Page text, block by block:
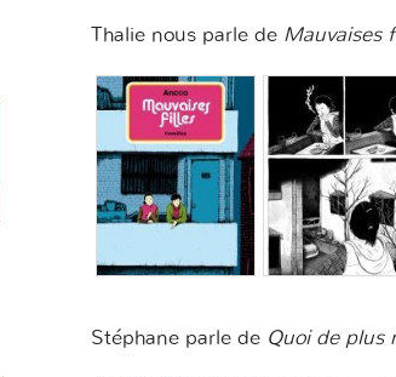
Thalie nous parle de Mauvaises
Stéphane parle de Quoi de plus